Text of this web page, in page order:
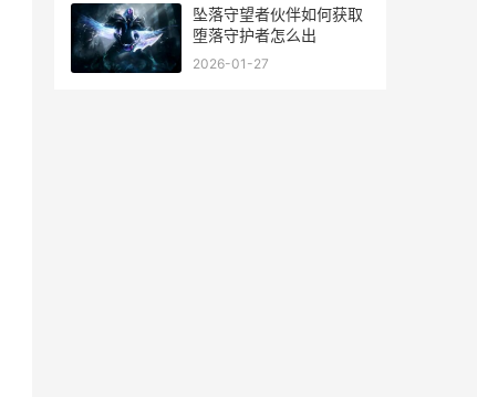
坠落守望者伙伴如何获取
堕落守护者怎么出
2026-01-27